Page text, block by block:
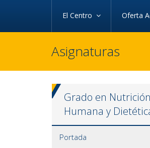
El Centro Oferta
Asignaturas
Grado en Nutrición
Humana y
Portada